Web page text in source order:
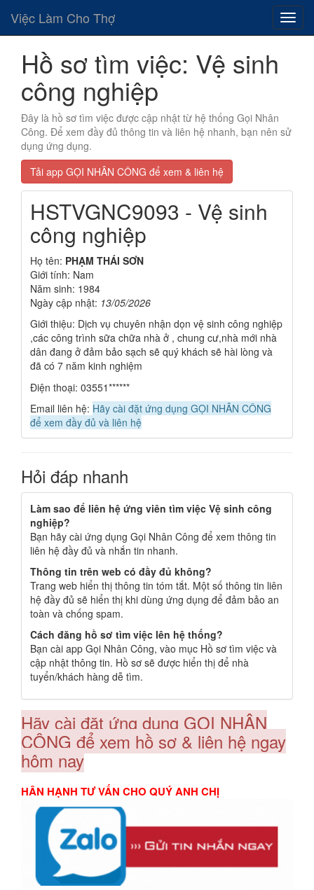
Việc Làm Cho Thợ
Hồ sơ tìm việc: Vệ sinh
công nghiệp
Đây là hồ sơ tìm việc được cập nhật từ hệ thống Gọi Nhân
Công. Để xem đầy đủ thông tin và liên hệ nhanh, bạn nên sử
dụng ứng dụng.
Tải app GỌI NHÂN CÔNG để xem & liên hệ
HSTVGNC9093 - Vệ sinh
công nghiệp
Họ tên: PHẠM THÁI SƠN
Giới tính: Nam
Năm sinh: 1984
Ngày cập nhật: 13/05/2026
Giới thiệu: Dịch vụ chuyên nhận dọn vệ sinh công nghiệp
,các công trình sữa chữa nhà ở , chung cư,nhà mới nhà
dân đang ở đảm bảo sạch sẽ quý khách sẽ hài lòng và
đã có 7 năm kinh nghiệm
Điện thoại: 03551******
Email liên hệ: Hãy cài đặt ứng dụng GỌI NHÂN CÔNG
để xem đầy đủ và liên hệ
Hỏi đáp nhanh
Làm sao để liên hệ ứng viên tìm việc Vệ sinh công
nghiệp?
Bạn hãy cài ứng dụng Gọi Nhân Công để xem thông tin
liên hệ đầy đủ và nhắn tin nhanh.
Thông tin trên web có đầy đủ không?
Trang web hiển thị thông tin tóm tắt. Một số thông tin liên
hệ đầy đủ sẽ hiển thị khi dùng ứng dụng để đảm bảo an
toàn và chống spam.
Cách đăng hồ sơ tìm việc lên hệ thống?
Bạn cài app Gọi Nhân Công, vào mục Hồ sơ tìm việc và
cập nhật thông tin. Hồ sơ sẽ được hiển thị để nhà
tuyển/khách hàng dễ tìm.
Hãy cài đặt ứng dụng GỌI NHÂN
CÔNG để xem hồ sơ & liên hệ ngay
hôm nay
HÂN HẠNH TƯ VẤN CHO QUÝ ANH CHỊ